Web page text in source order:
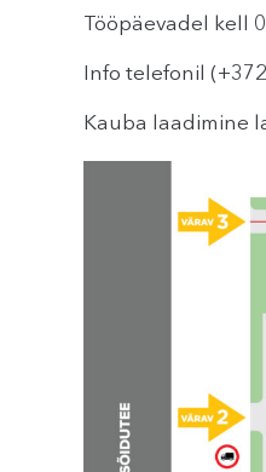
Tööpäevadel kell
Info telefonil
Kauba laadimine